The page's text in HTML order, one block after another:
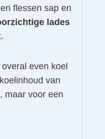
flessen sap en
lades
even koel
van
, maar voor een